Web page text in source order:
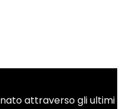
attraverso gli ultimi